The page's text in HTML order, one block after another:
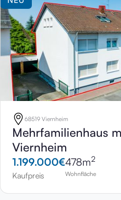
68519 Viernheim
Mehrfamilienhaus
Viernheim
1.199.000€
Kaufpreis
478m2
Wohnfläche